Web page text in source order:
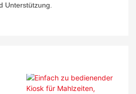
Unterstützung.